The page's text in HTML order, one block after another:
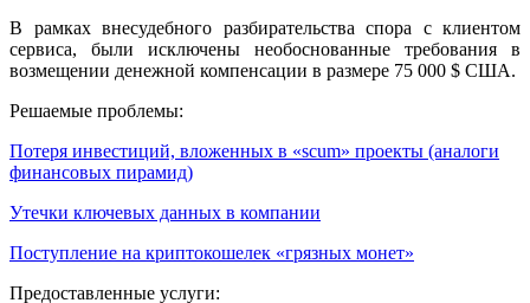
В рамках внесудебного разбирательства спора с клиентом
сервиса, были исключены необоснованные требования в
возмещении денежной компенсации в размере 75 000 $ США.
Решаемые проблемы:
Потеря инвестиций, вложенных в «scum» проекты (аналоги
финансовых пирамид)
Утечки ключевых данных в компании
Поступление на криптокошелек «грязных монет»
Предоставленные услуги: